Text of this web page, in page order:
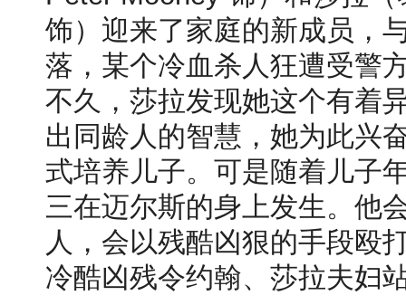
饰）迎来了家庭的新成员，
落，某个冷血杀人狂遭受警
不久，莎拉发现她这个有着
出同龄人的智慧，她为此兴
式培养儿子。可是随着儿子
三在迈尔斯的身上发生。他
人，会以残酷凶狠的手段殴
冷酷凶残令约翰、莎拉夫妇